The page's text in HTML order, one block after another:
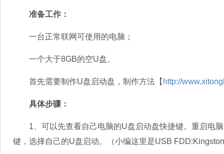
准备工作：
一台正常联网可使用的电脑；
一个大于8GB的空U盘。
首先需要制作U盘启动盘，制作方法【 http://
具体步骤：
1、可以先查看自己电脑的U盘启动盘快捷键。重启电脑
键，选择自己的U盘启动。（小编这里是USB